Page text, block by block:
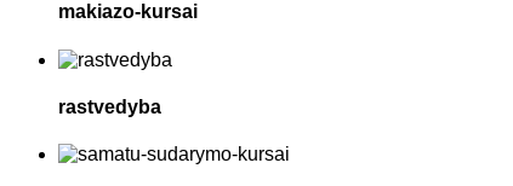
makiazo-kursai
rastvedyba